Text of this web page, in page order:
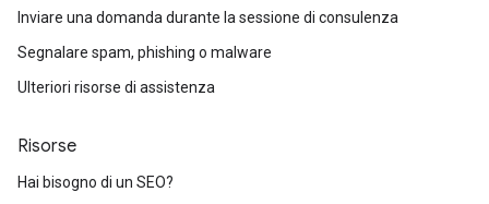
Inviare una domanda durante la sessione di consulenza
Segnalare spam, phishing o malware
Ulteriori risorse di assistenza
Risorse
Hai bisogno di un SEO?